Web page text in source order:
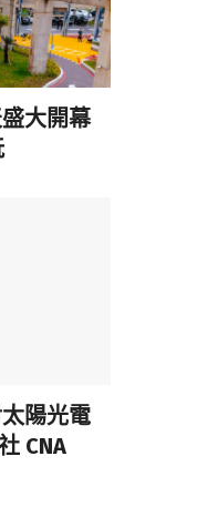
大開幕
陽光電
CNA